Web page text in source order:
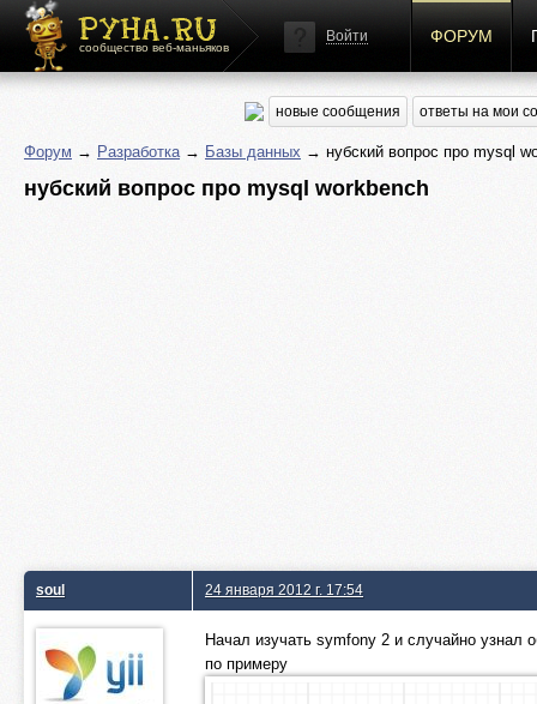
сообщество веб-маньяков
Войти ФОРУМ
новые сообщения ответы на мои
Форум → Разработка→ Базы данных → нубский вопрос про mysql
нубский вопрос про mysql workbench
soul 24 января 2012 г. 17:54
Начал изучать symfony 2 и случайно узнал
по примеру